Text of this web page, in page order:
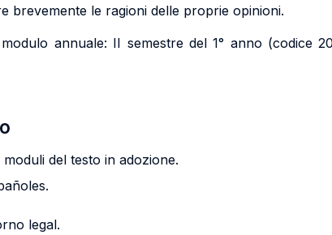
brevemente le ragioni delle proprie opinioni.
annuale: II semestre del 1° anno (codice
del testo in adozione.
legal.